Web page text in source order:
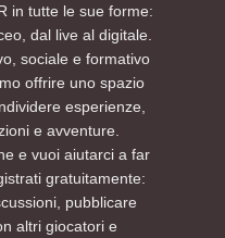
in tutte le sue forme:
dal live al digitale.
sociale e formativo
offrire uno spazio
esperienze,
e avventure.
e vuoi aiutarci a far
gratuitamente:
pubblicare
altri giocatori e